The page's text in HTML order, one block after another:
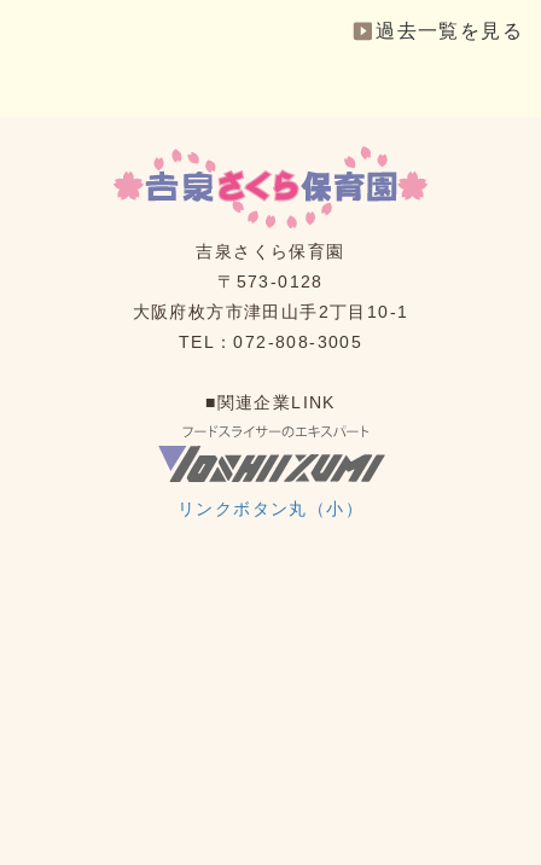
過去一覧を見る
吉泉さくら保育園
〒573-0128
大阪府枚方市津田山手2丁目10-1
TEL：072-808-3005
■関連企業LINK
リンクボタン丸（小）